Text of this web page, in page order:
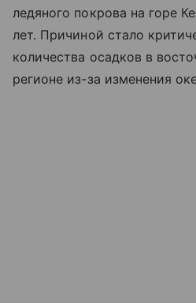
ледяного покрова на горе
лет. Причиной стало
количества осадков в
регионе из-за изменения